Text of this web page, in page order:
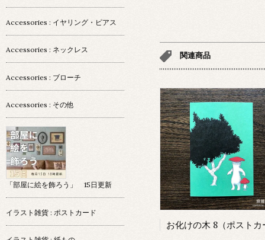
関連商品
Accessories : イヤリング・ピアス
Accessories : ネックレス
Accessories : ブローチ
Accessories : その他
「部屋に絵を飾ろう」 15日更新
イラスト雑貨 : ポストカード